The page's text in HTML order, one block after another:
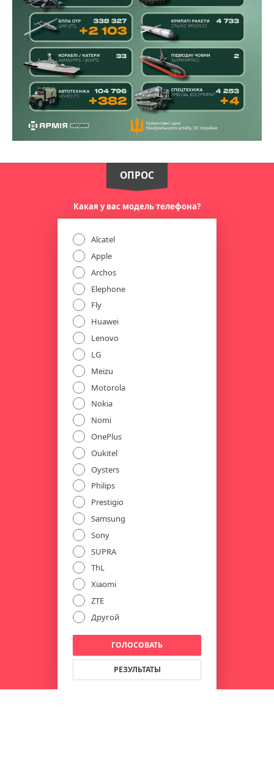
ОПРОС
Какая у вас модель телефона?
Alcatel
Apple
Archos
Elephone
Fly
Huawei
Lenovo
LG
Meizu
Motorola
Nokia
Nomi
OnePlus
Oukitel
Oysters
Philips
Prestigio
Samsung
Sony
SUPRA
ThL
Xiaomi
ZTE
Другой
ГОЛОСОВАТЬ
РЕЗУЛЬТАТЫ